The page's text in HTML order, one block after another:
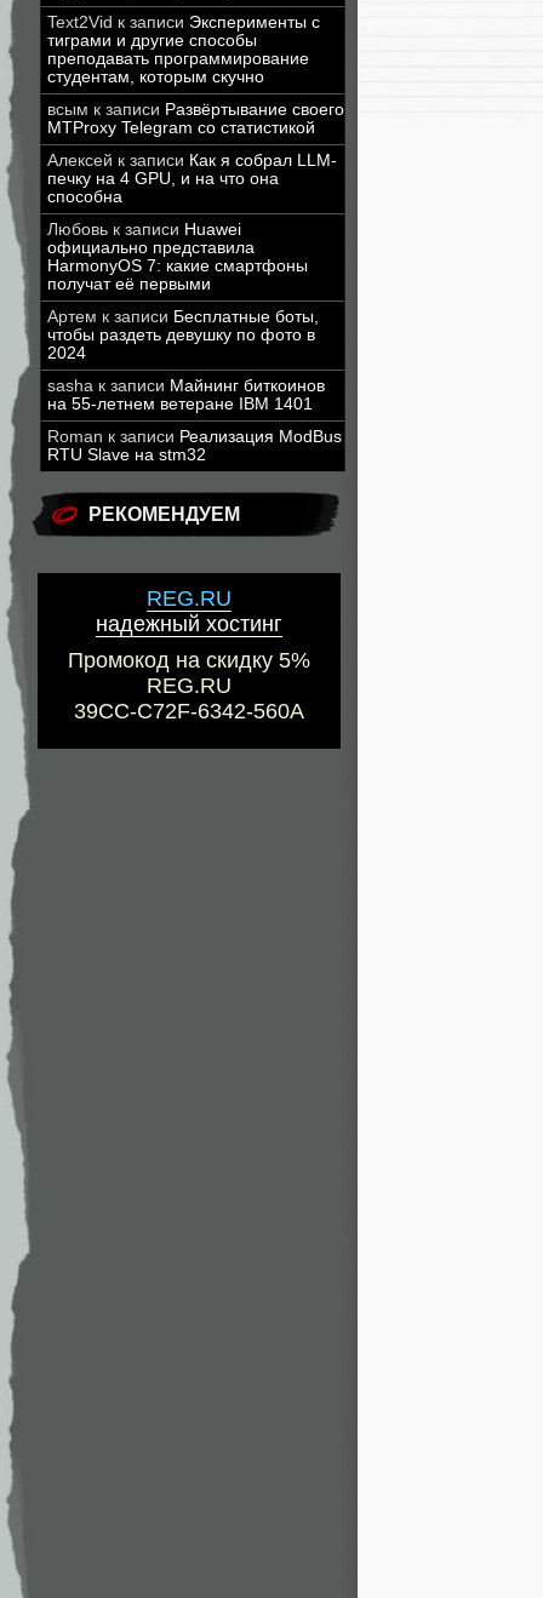
Text2Vid к записи Эксперименты с
тиграми и другие способы
преподавать программирование
студентам, которым скучно
всым к записи Развёртывание своего
MTProxy Telegram со статистикой
Алексей к записи Как я собрал LLM-
печку на 4 GPU, и на что она
способна
Любовь к записи Huawei
официально представила
HarmonyOS 7: какие смартфоны
получат её первыми
Артем к записи Бесплатные боты,
чтобы раздеть девушку по фото в
2024
sasha к записи Майнинг биткоинов
на 55-летнем ветеране IBM 1401
Roman к записи Реализация ModBus
RTU Slave на stm32
РЕКОМЕНДУЕМ
REG.RU
надежный хостинг
Промокод на скидку 5%
REG.RU
39CC-C72F-6342-560A